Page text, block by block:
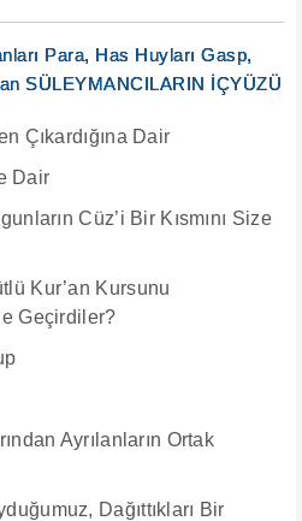
Para, Has Huyları Gasp,
SÜLEYMANCILARIN İÇYÜZÜ
Çıkardığına Dair
Dair
Cüz’i Bir Kısmını Size
Kur’an Kursunu
Geçirdiler?
Ayrılanların Ortak
Dağıttıkları Bir